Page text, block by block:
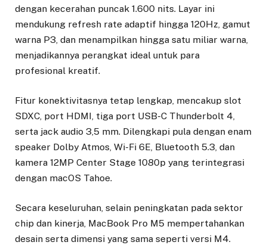
dengan kecerahan puncak 1.600 nits. Layar ini
mendukung refresh rate adaptif hingga 120Hz, gamut
warna P3, dan menampilkan hingga satu miliar warna,
menjadikannya perangkat ideal untuk para
profesional kreatif.
Fitur konektivitasnya tetap lengkap, mencakup slot
SDXC, port HDMI, tiga port USB-C Thunderbolt 4,
serta jack audio 3,5 mm. Dilengkapi pula dengan enam
speaker Dolby Atmos, Wi-Fi 6E, Bluetooth 5.3, dan
kamera 12MP Center Stage 1080p yang terintegrasi
dengan macOS Tahoe.
Secara keseluruhan, selain peningkatan pada sektor
chip dan kinerja, MacBook Pro M5 mempertahankan
desain serta dimensi yang sama seperti versi M4.